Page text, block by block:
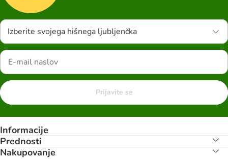
Izberite svojega hišnega ljubljenčka
Prijavite se
Informacije
Prednosti
Nakupovanje